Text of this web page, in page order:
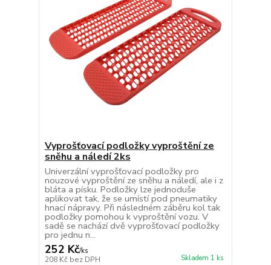
Vyprošťovací podložky vyproštění ze
sněhu a náledí 2ks
Univerzální vyprošťovací podložky pro
nouzové vyproštění ze sněhu a náledí, ale i z
bláta a písku. Podložky lze jednoduše
aplikovat tak, že se umístí pod pneumatiky
hnací nápravy. Při následném záběru kol tak
podložky pomohou k vyproštění vozu. V
sadě se nachází dvě vyprošťovací podložky
pro jednu n...
252 Kč/ks
208 Kč bez DPH Skladem 1 ks